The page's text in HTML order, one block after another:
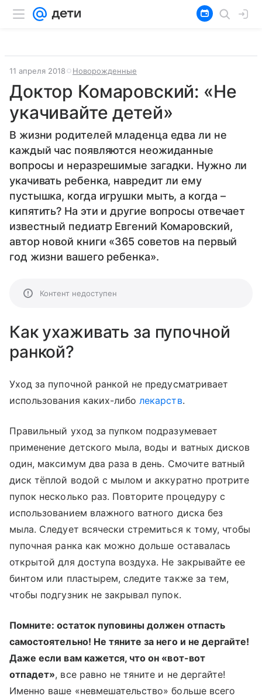
11 апреля 2018 Новорожденные
Доктор Комаровский: «Не
укачивайте детей»
В жизни родителей младенца едва ли не
каждый час появляются неожиданные
вопросы и неразрешимые загадки. Нужно ли
укачивать ребенка, навредит ли ему
пустышка, когда игрушки мыть, а когда –
кипятить? На эти и другие вопросы отвечает
известный педиатр Евгений Комаровский,
автор новой книги «365 советов на первый
год жизни вашего ребенка».
Контент недоступен
Как ухаживать за пупочной
ранкой?
Уход за пупочной ранкой не предусматривает
использования каких-либолекарств.
Правильный уход за пупком подразумевает
применение детского мыла, воды и ватных дисков
один, максимум два раза в день. Смочите ватный
диск тёплой водой с мылом и аккуратно протрите
пупок несколько раз. Повторите процедуру с
использованием влажного ватного диска без
мыла. Следует всячески стремиться к тому, чтобы
пупочная ранка как можно дольше оставалась
открытой для доступа воздуха. Не закрывайте ее
бинтом или пластырем, следите также за тем,
чтобы подгузник не закрывал пупок.
Помните: остаток пуповины должен отпасть
самостоятельно! Не тяните за него и не дергайте!
Даже если вам кажется, что он «вот-вот
отпадет», все равно не тяните и не дергайте!
Именно ваше «невмешательство» больше всего